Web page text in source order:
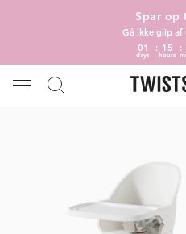
Spar op
Gå ikke glip af
01
days
15
hours